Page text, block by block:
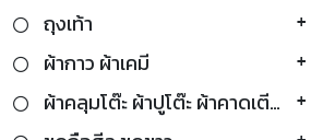
ถุงเท้า
ผ้ากาว ผ้าเคมี
ผ้าคลุมโต๊ะ ผ้าปูโต๊ะ ผ้าคาดเตียง